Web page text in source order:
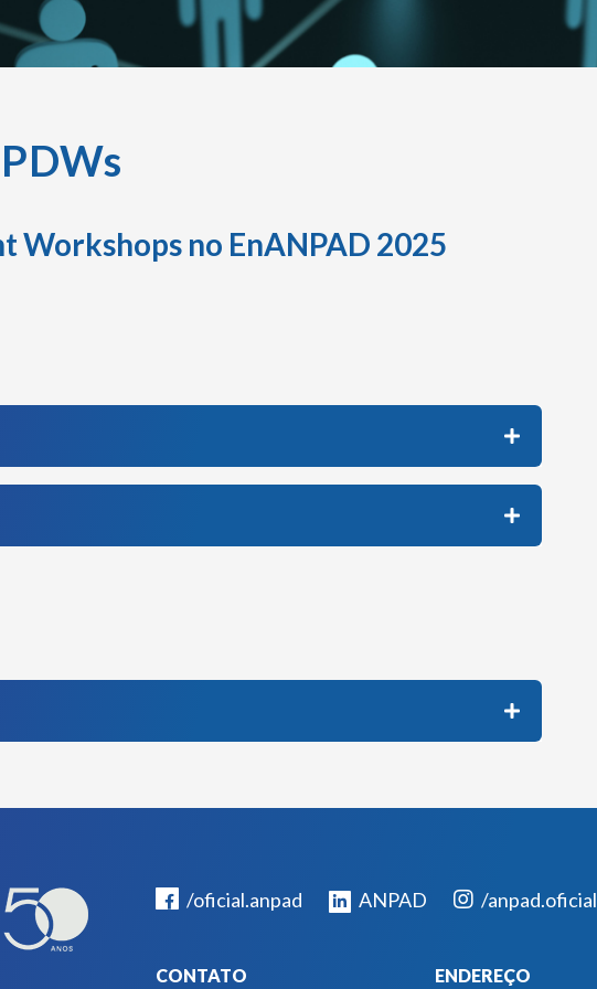
Workshops no EnANPAD 2025
/oficial.anpad ANPAD /anpad.oficial
CONTATO ENDEREÇO